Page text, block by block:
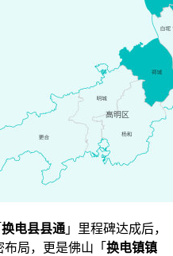
换电县县通」里程碑达成后，
局，更是佛山「 换电镇镇